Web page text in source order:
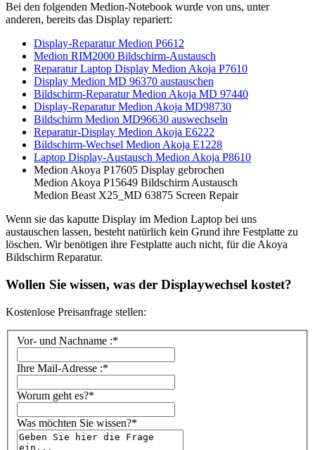
Bei den folgenden Medion-Notebook wurde von uns, unter
anderen, bereits das Display repariert:
Display-Reparatur Medion P6612
Medion RIM2000 Bildschirm-Austausch
Reparatur Laptop Display Medion Akoja P7610
Display Medion MD 96370 austauschen
Bildschirm-Reparatur Medion Akoja MD 97440
Display-Reparatur Medion Akoja MD98730
Bildschirm Medion MD96630 auswechseln
Reparatur-Display Medion Akoja E6222
Bildschirm-Wechsel Medion Akoja E1228
Laptop Display-Austausch Medion Akoja P8610
Medion Akoya P17605 Display gebrochen
Medion Akoya P15649 Bildschirm Austausch
Medion Beast X25_MD 63875 Screen Repair
Wenn sie das kaputte Display im Medion Laptop bei uns
austauschen lassen, besteht natürlich kein Grund ihre Festplatte zu
löschen. Wir benötigen ihre Festplatte auch nicht, für die Akoya
Bildschirm Reparatur.
Wollen Sie wissen, was der Displaywechsel kostet?
Kostenlose Preisanfrage stellen:
Vor- und Nachname :*
Ihre Mail-Adresse :*
Worum geht es?*
Was möchten Sie wissen?*